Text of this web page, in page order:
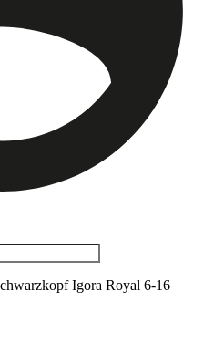
Igora Royal 6-16